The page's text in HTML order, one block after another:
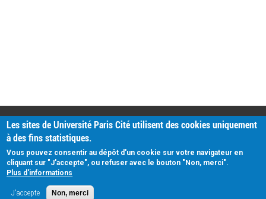
PRATIQUE
Plan d'accès
Intranet
Mentions légales
Données personnelles
Les sites de Université Paris Cité utilisent des cookies uniquement
à des fins statistiques.
Vous pouvez consentir au dépôt d'un cookie sur votre navigateur en
cliquant sur "J'accepte", ou refuser avec le bouton "Non, merci".
Plus d'informations
J'accepte Non, merci